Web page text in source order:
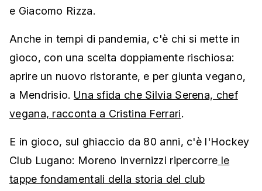
e Giacomo Rizza.
Anche in tempi di pandemia, c'è chi si mette in
gioco, con una scelta doppiamente rischiosa:
aprire un nuovo ristorante, e per giunta vegano,
a Mendrisio. Una sfida che Silvia Serena, chef
vegana, racconta a Cristina Ferrari.
E in gioco, sul ghiaccio da 80 anni, c'è l'Hockey
Club Lugano: Moreno Invernizzi ripercorre le
tappe fondamentali della storia del club